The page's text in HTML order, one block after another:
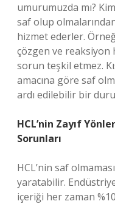
umurumuzda mı?
saf olup
hizmet ederler.
çözgen ve reaksiyon
sorun teşkil etmez.
amacına göre saf
ardı edilebilir bir
HCL’nin Zayıf
Sorunları
HCL’nin saf
yaratabilir.
içeriği her zaman